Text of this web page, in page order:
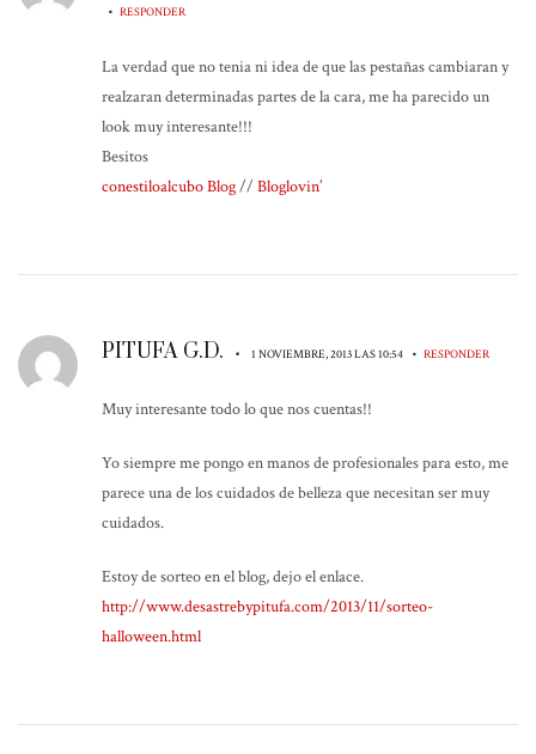
• RESPONDER
La verdad que no tenia ni idea de que las pestañas cambiaran y
realzaran determinadas partes de la cara, me ha parecido un
look muy interesante!!!
Besitos
conestiloalcubo Blog// Bloglovin’
PITUFA G.D. • 1 NOVIEMBRE, 2013 LAS 10:54 • RESPONDER
Muy interesante todo lo que nos cuentas!!
Yo siempre me pongo en manos de profesionales para esto, me
parece una de los cuidados de belleza que necesitan ser muy
cuidados.
Estoy de sorteo en el blog, dejo el enlace.
http://www.desastrebypitufa.com/2013/11/sorteo-
halloween.html